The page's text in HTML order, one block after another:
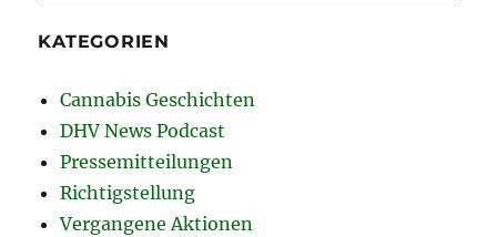
KATEGORIEN
Cannabis Geschichten
DHV News Podcast
Pressemitteilungen
Richtigstellung
Vergangene Aktionen